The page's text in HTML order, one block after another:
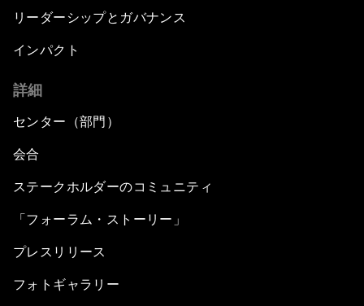
リーダーシップとガバナンス
インパクト
詳細
センター（部門）
会合
ステークホルダーのコミュニティ
「フォーラム・ストーリー」
プレスリリース
フォトギャラリー